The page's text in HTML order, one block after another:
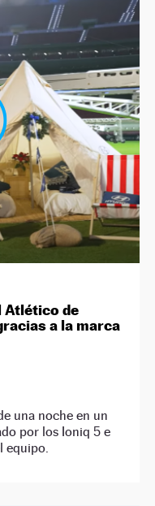
Atlético de
a la marca
una noche en un
por los Ioniq 5 e
equipo.